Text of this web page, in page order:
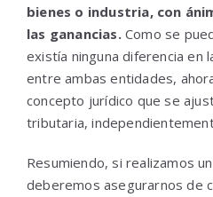
bienes o industria, con
las ganancias.Como se
existía ninguna diferencia en
entre ambas entidades,
concepto jurídico que se
tributaria,
Resumiendo, si realizamos
deberemos asegurarnos de